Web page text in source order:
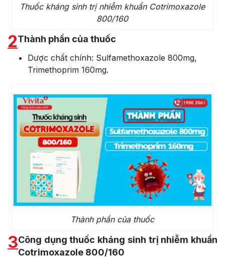
Thuốc kháng sinh trị nhiễm khuẩn Cotrimoxazole
800/160
2Thành phần của thuốc
Dược chất chính: Sulfamethoxazole 800mg,
Trimethoprim 160mg.
Thành phần của thuốc
3Công dụng thuốc kháng sinh trị nhiễm khuẩn
Cotrimoxazole 800/160